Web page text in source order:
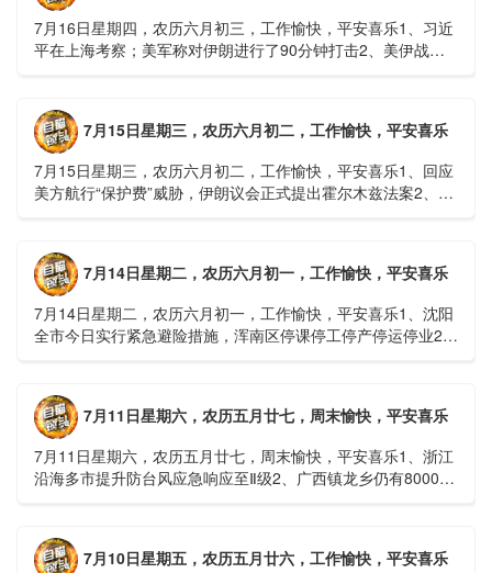
7月16日星期四，农历六月初三，工作愉快，平安喜乐1、习近
平在上海考察；美军称对伊朗进行了90分钟打击2、美伊战争
7月15日星期三，农历六月初二，工作愉快，平安喜乐
7月15日星期三，农历六月初二，工作愉快，平安喜乐1、回应
美方航行“保护费”威胁，伊朗议会正式提出霍尔木兹法案2、全
7月14日星期二，农历六月初一，工作愉快，平安喜乐
7月14日星期二，农历六月初一，工作愉快，平安喜乐1、沈阳
全市今日实行紧急避险措施，浑南区停课停工停产停运停业2、
7月11日星期六，农历五月廿七，周末愉快，平安喜乐
7月11日星期六，农历五月廿七，周末愉快，平安喜乐1、浙江
沿海多市提升防台风应急响应至Ⅱ级2、广西镇龙乡仍有8000多
7月10日星期五，农历五月廿六，工作愉快，平安喜乐